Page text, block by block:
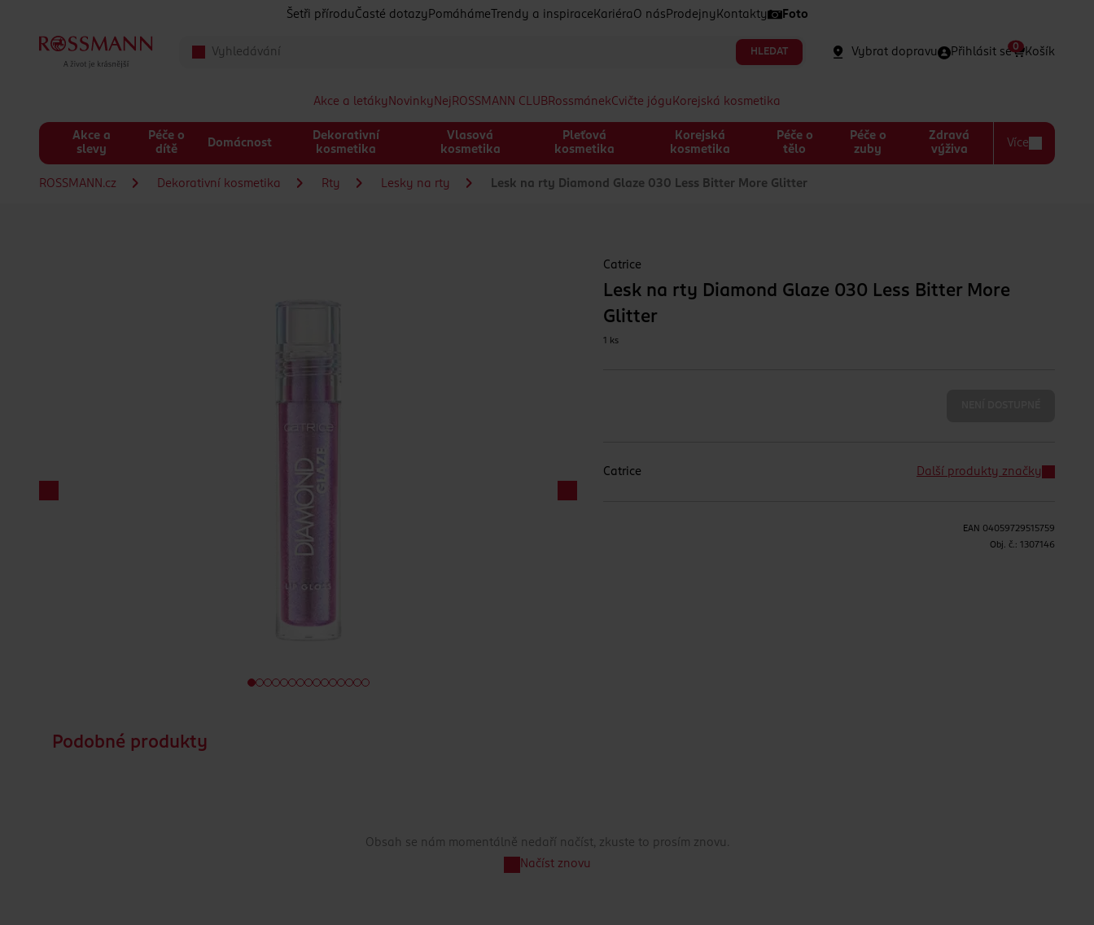
Šetři přírodu Časté dotazy Pomáháme Trendy a inspirace Kariéra O nás Prodejny Kontakty Foto
HLEDAT Vybrat dopravu Přihlásit se Košík
0
Akce a letáky Novinky Nej ROSSMANN CLUBRossmánekCvičte jógu Korejská kosmetika
Akce a
slevy
Péče o
dítě
Domácnost
Dekorativní
kosmetika
Vlasová
kosmetika
Pleťová
kosmetika
Korejská
kosmetika
Péče o
tělo
Péče o
zuby
Zdravá
výživa
Více
ROSSMANN.cz Dekorativní kosmetika Rty Lesky na rty Lesk na rty Diamond Glaze 030 Less Bitter More Glitter
Catrice
Lesk na rty Diamond Glaze 030 Less Bitter More
Glitter
1 ks
Catrice Další produkty značky
EAN 04059729515759
Obj. č.: 1307146
Podobné produkty
Obsah se nám momentálně nedaří načíst, zkuste to prosím znovu.
Načíst znovu